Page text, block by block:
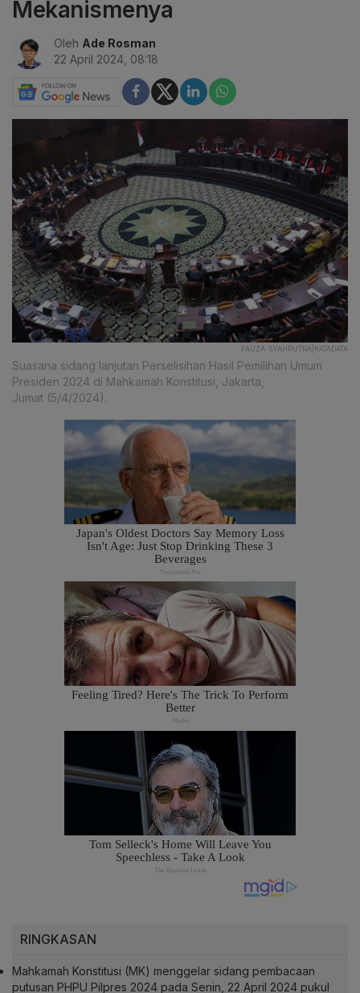
Mekanismenya
Oleh Ade Rosman
22 April 2024, 08:18
FAUZA SYAHPUTRA|KATADATA
Suasana sidang lanjutan Perselisihan Hasil Pemilihan Umum
Presiden 2024 di Mahkamah Konstitusi, Jakarta,
Jumat (5/4/2024).
RINGKASAN
Mahkamah Konstitusi (MK) menggelar sidang pembacaan
putusan PHPU Pilpres 2024 pada Senin, 22 April 2024 pukul